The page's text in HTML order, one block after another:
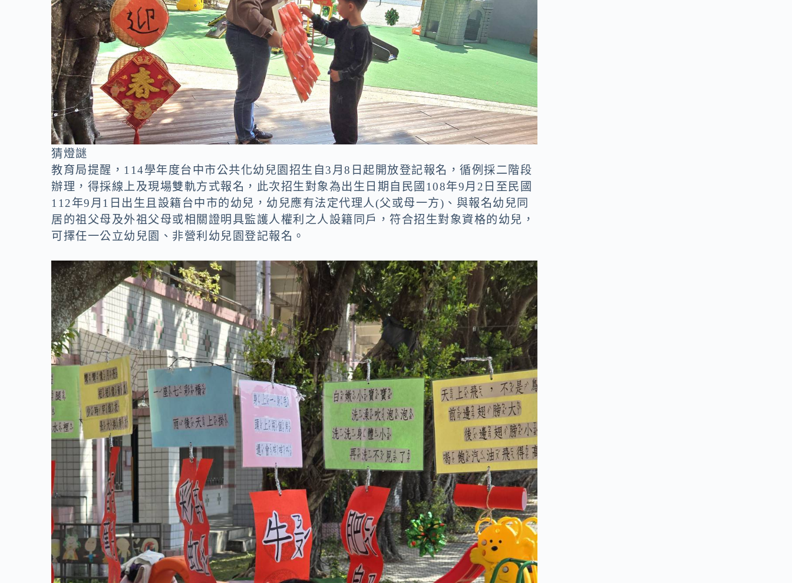
猜燈謎
教育局提醒，114學年度台中市公共化幼兒園招生自3月8日起開放登記報名，循例採二階段
辦理，得採線上及現場雙軌方式報名，此次招生對象為出生日期自民國108年9月2日至民國
112年9月1日出生且設籍台中市的幼兒，幼兒應有法定代理人(父或母一方)、與報名幼兒同
居的祖父母及外祖父母或相關證明具監護人權利之人設籍同戶，符合招生對象資格的幼兒，
可擇任一公立幼兒園、非營利幼兒園登記報名。